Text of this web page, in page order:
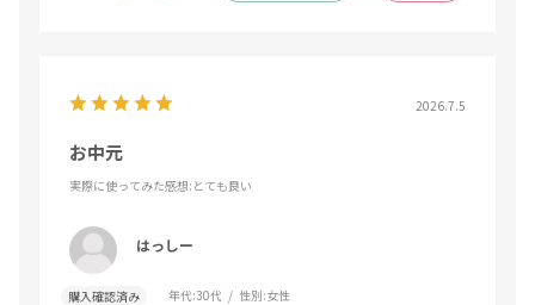
2026.7.5
お中元
実際に使ってみた感想:とても良い
はっしー
購入確認済み 年代:30代 性別:女性